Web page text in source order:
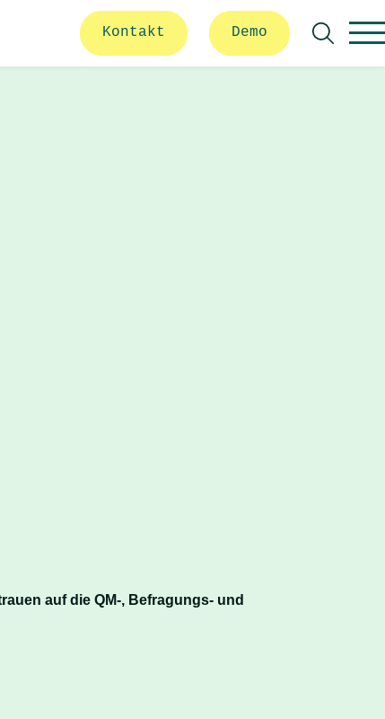
Kontakt Demo
auf die QM-, Befragungs- und